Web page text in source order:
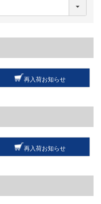
再入荷お知らせ
再入荷お知らせ